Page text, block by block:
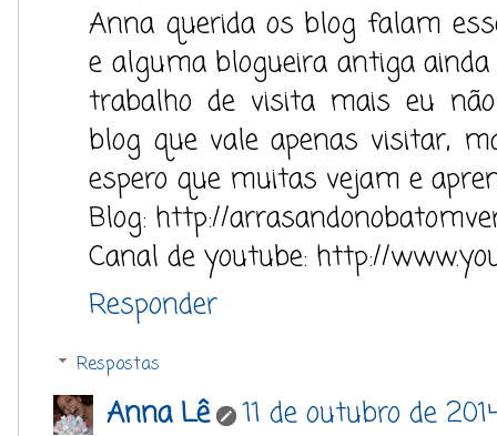
Anna querida os blog falam
e alguma blogueira antiga
trabalho de visita mais eu
blog que vale apenas visitar,
espero que muitas vejam e
Blog: http://
Canal de youtube: http://
Responder
Respostas
Anna Lê
11 de outubro de